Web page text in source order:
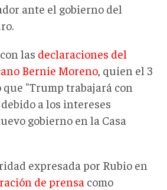
ante el gobierno del
las declaraciones del
Bernie Moreno , quien el 3
que "Trump trabajará con
a los intereses
gobierno en la Casa
expresada por Rubio en
de prensa como